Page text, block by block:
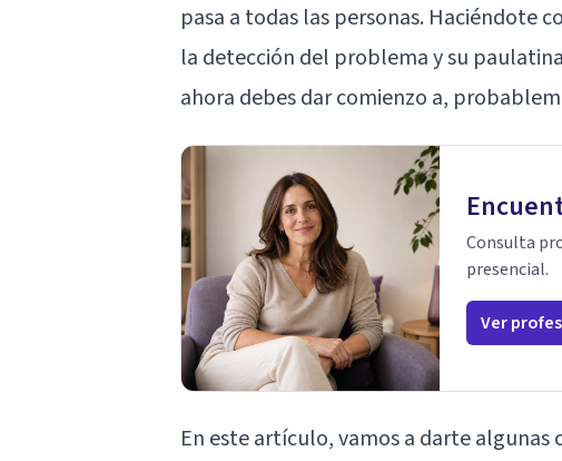
pasa a todas las personas. Haciéndote
la detección del problema y su
ahora debes dar comienzo a,
Consulta
presencial.
Ver
En este artículo, vamos a darte